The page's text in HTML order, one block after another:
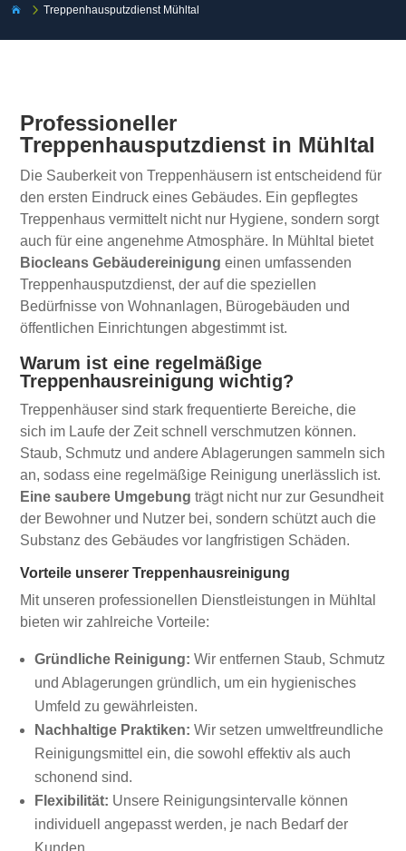
 5Treppenhausputzdienst Mühltal
Professioneller
Treppenhausputzdienst in Mühltal
Die Sauberkeit von Treppenhäusern ist entscheidend für
den ersten Eindruck eines Gebäudes. Ein gepflegtes
Treppenhaus vermittelt nicht nur Hygiene, sondern sorgt
auch für eine angenehme Atmosphäre. In Mühltal bietet
Biocleans Gebäudereinigung einen umfassenden
Treppenhausputzdienst, der auf die speziellen
Bedürfnisse von Wohnanlagen, Bürogebäuden und
öffentlichen Einrichtungen abgestimmt ist.
Warum ist eine regelmäßige
Treppenhausreinigung wichtig?
Treppenhäuser sind stark frequentierte Bereiche, die
sich im Laufe der Zeit schnell verschmutzen können.
Staub, Schmutz und andere Ablagerungen sammeln sich
an, sodass eine regelmäßige Reinigung unerlässlich ist.
Eine saubere Umgebung trägt nicht nur zur Gesundheit
der Bewohner und Nutzer bei, sondern schützt auch die
Substanz des Gebäudes vor langfristigen Schäden.
Vorteile unserer Treppenhausreinigung
Mit unseren professionellen Dienstleistungen in Mühltal
bieten wir zahlreiche Vorteile:
Gründliche Reinigung: Wir entfernen Staub, Schmutz
und Ablagerungen gründlich, um ein hygienisches
Umfeld zu gewährleisten.
Nachhaltige Praktiken: Wir setzen umweltfreundliche
Reinigungsmittel ein, die sowohl effektiv als auch
schonend sind.
Flexibilität: Unsere Reinigungsintervalle können
individuell angepasst werden, je nach Bedarf der